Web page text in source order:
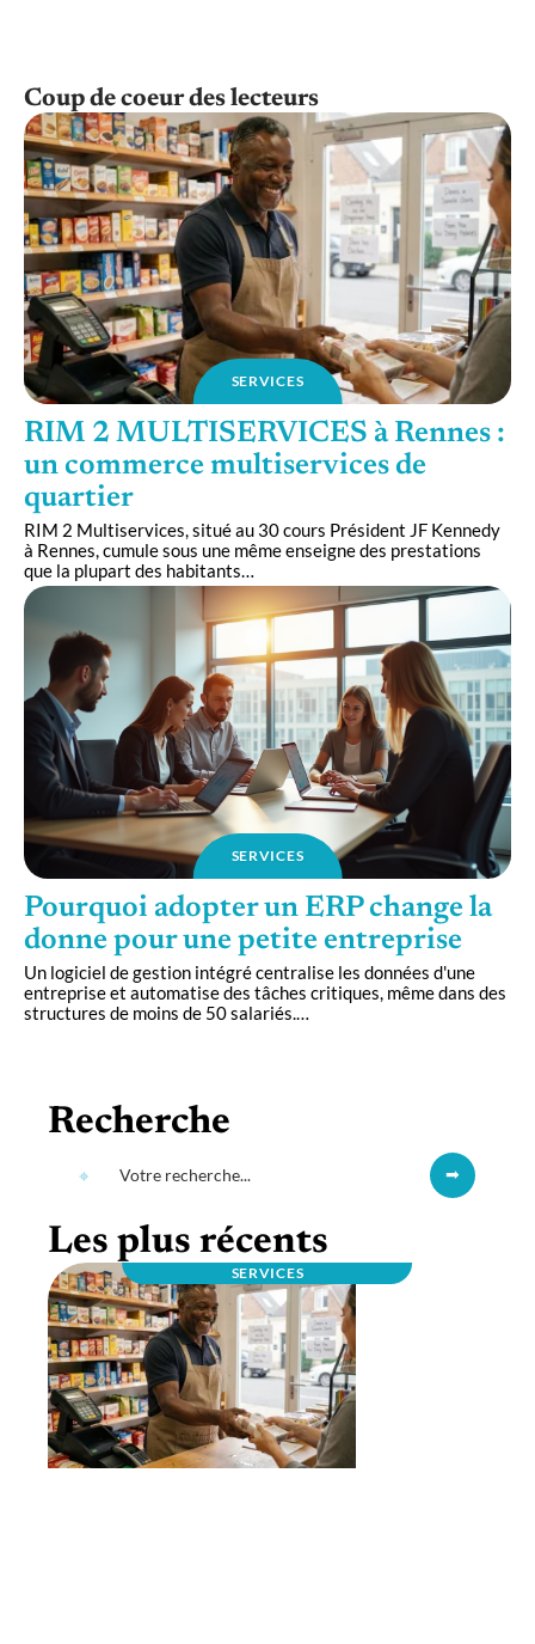
Coup de coeur des lecteurs
SERVICES
RIM 2 MULTISERVICES à Rennes :
un commerce multiservices de
quartier
RIM 2 Multiservices, situé au 30 cours Président JF Kennedy
à Rennes, cumule sous une même enseigne des prestations
que la plupart des habitants…
SERVICES
Pourquoi adopter un ERP change la
donne pour une petite entreprise
Un logiciel de gestion intégré centralise les données d'une
entreprise et automatise des tâches critiques, même dans des
structures de moins de 50 salariés.…
Recherche
Les plus récents
SERVICES